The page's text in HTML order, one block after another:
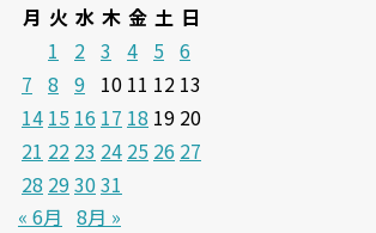
月 火 水 木 金 土 日
1
2 3 4 5 6
7 8 9 10 11 12 13
14 15 16 17 18 19 20
21 22 23 24 25 26 27
28 293031
« 6月 8月 »